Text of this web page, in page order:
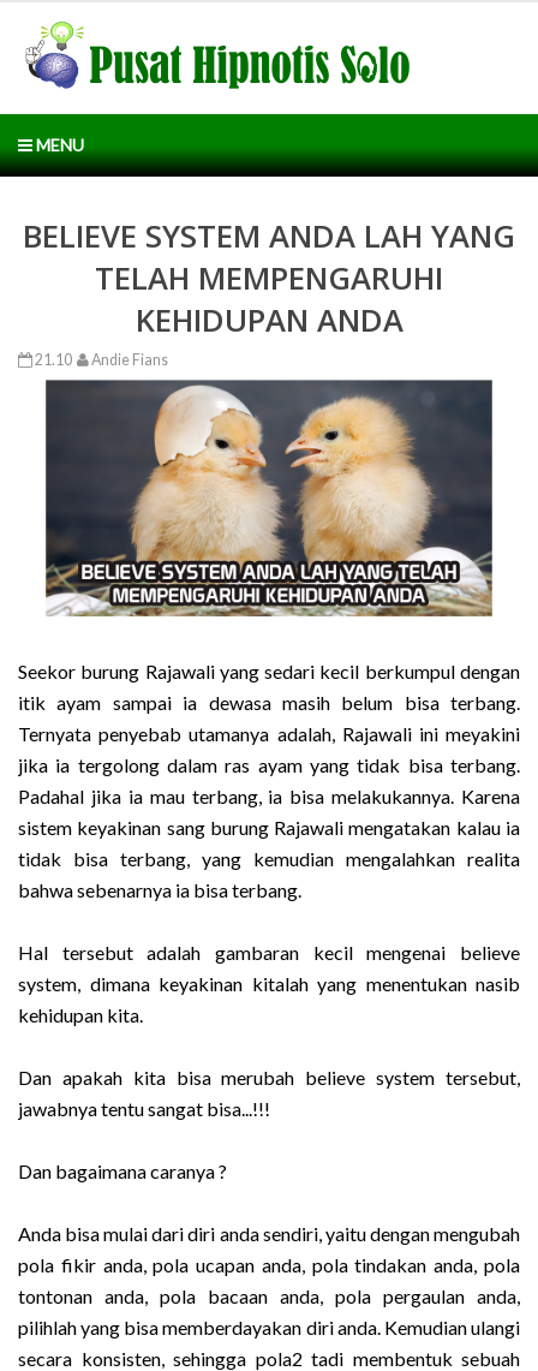
MENU
BELIEVE SYSTEM ANDA LAH YANG
TELAH MEMPENGARUHI
KEHIDUPAN ANDA
21.10 Andie Fians
Seekor burung Rajawali yang sedari kecil berkumpul dengan
itik ayam sampai ia dewasa masih belum bisa terbang.
Ternyata penyebab utamanya adalah, Rajawali ini meyakini
jika ia tergolong dalam ras ayam yang tidak bisa terbang.
Padahal jika ia mau terbang, ia bisa melakukannya. Karena
sistem keyakinan sang burung Rajawali mengatakan kalau ia
tidak bisa terbang, yang kemudian mengalahkan realita
bahwa sebenarnya ia bisa terbang.
Hal tersebut adalah gambaran kecil mengenai believe
system, dimana keyakinan kitalah yang menentukan nasib
kehidupan kita.
Dan apakah kita bisa merubah believe system tersebut,
jawabnya tentu sangat bisa...!!!
Dan bagaimana caranya ?
Anda bisa mulai dari diri anda sendiri, yaitu dengan mengubah
pola fikir anda, pola ucapan anda, pola tindakan anda, pola
tontonan anda, pola bacaan anda, pola pergaulan anda,
pilihlah yang bisa memberdayakan diri anda. Kemudian ulangi
secara konsisten, sehingga pola2 tadi membentuk sebuah